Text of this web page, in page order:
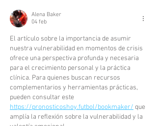
Alena Baker
04 feb
El artículo sobre la importancia de asumir
nuestra vulnerabilidad en momentos de crisis
ofrece una perspectiva profunda y necesaria
para el crecimiento personal y la práctica
clínica. Para quienes buscan recursos
complementarios y herramientas prácticas,
pueden consultar este
https://pronosticoshoy.futbol/bookmaker/ que
amplía la reflexión sobre la vulnerabilidad y la